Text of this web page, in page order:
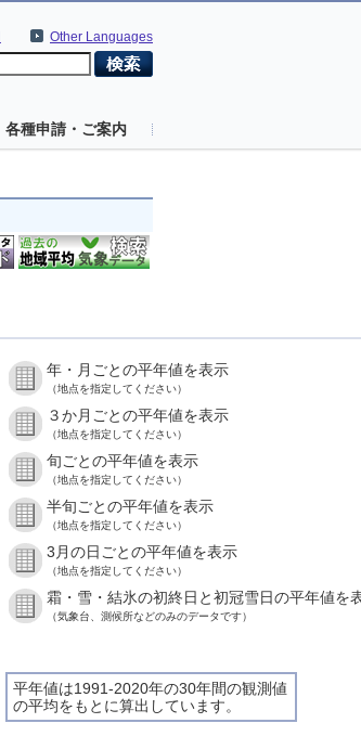
Other Languages
各種申請・ご案内
年・月ごとの平年値を表示
（地点を指定してください）
３か月ごとの平年値を表示
（地点を指定してください）
旬ごとの平年値を表示
（地点を指定してください）
半旬ごとの平年値を表示
（地点を指定してください）
3月の日ごとの平年値を表示
（地点を指定してください）
霜・雪・結氷の初終日と初冠雪日の平年値を
（気象台、測候所などのみのデータです）
平年値は1991-2020年の30年間の観測値
の平均をもとに算出しています。